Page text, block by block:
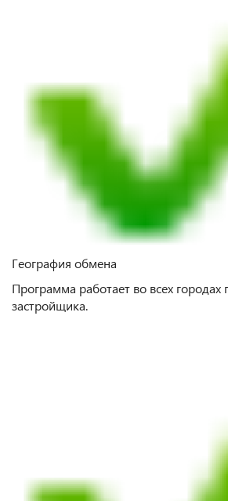
География обмена
Программа работает во всех городах
застройщика.